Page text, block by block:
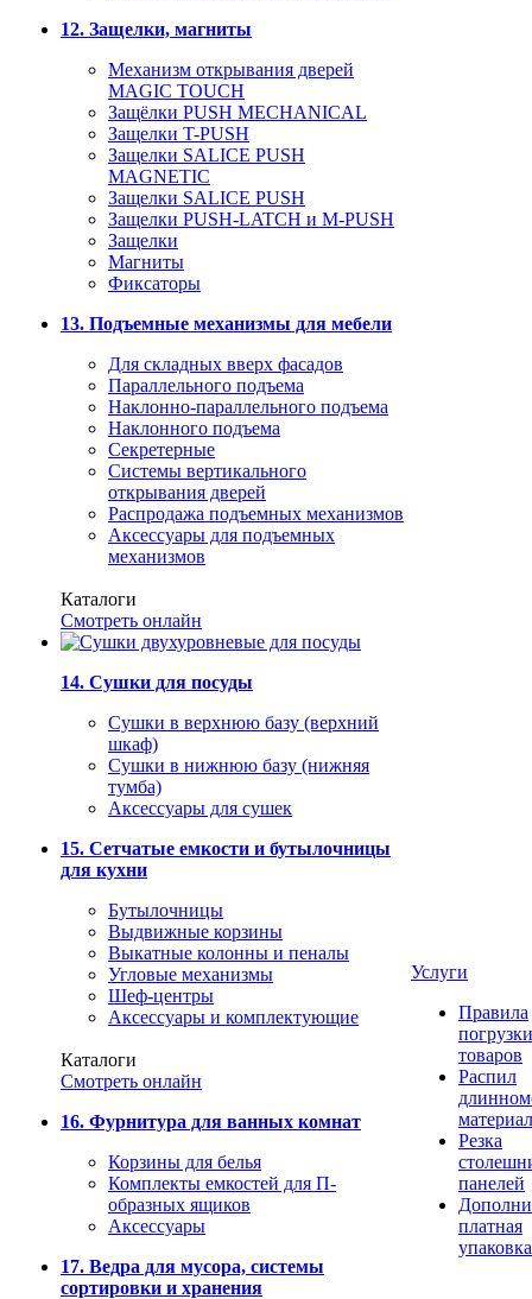
12. Защелки, магниты
Механизм открывания дверей
MAGIC TOUCH
Защёлки PUSH MECHANICAL
Защелки T-PUSH
Защелки SALICE PUSH
MAGNETIC
Защелки SALICE PUSH
Защелки PUSH-LATCH и M-PUSH
Защелки
Магниты
Фиксаторы
13. Подъемные механизмы для мебели
Для складных вверх фасадов
Параллельного подъема
Наклонно-параллельного подъема
Наклонного подъема
Секретерные
Системы вертикального
открывания дверей
Распродажа подъемных механизмов
Аксессуары для подъемных
механизмов
Каталоги
Смотреть онлайн
14. Сушки для посуды
Сушки в верхнюю базу (верхний
шкаф)
Сушки в нижнюю базу (нижняя
тумба)
Аксессуары для сушек
15. Сетчатые емкости и бутылочницы
для кухни
Бутылочницы
Выдвижные корзины
Выкатные колонны и пеналы
Угловые механизмы
Шеф-центры
Аксессуары и комплектующие
Каталоги
Смотреть онлайн
16. Фурнитура для ванных комнат
Корзины для белья
Комплекты емкостей для П-
образных ящиков
Аксессуары
17. Ведра для мусора, системы
сортировки и хранения
Услуги
Правила
погрузки
товаров
Распил
Резка
панелей
платная
упаковка